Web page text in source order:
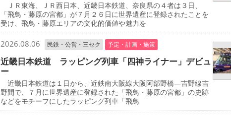
ＪＲ東海、ＪＲ西日本、近畿日本鉄道、奈良県の４者は３日、
「飛鳥・藤原の宮都」が７月２６日に世界遺産に登録されたことを
受け、飛鳥・藤原エリアの文化的価値や魅力を
2026.08.06 民鉄・公営・三セク 予定・計画・施策
近畿日本鉄道 ラッピング列車「四神ライナー」デビュ
ー
近畿日本鉄道は１日から、近鉄南大阪線大阪阿部野橋―吉野線吉
野間で、７月に世界遺産に登録された「飛鳥・藤原の宮都」の史跡
などをモチーフにしたラッピング列車「飛鳥